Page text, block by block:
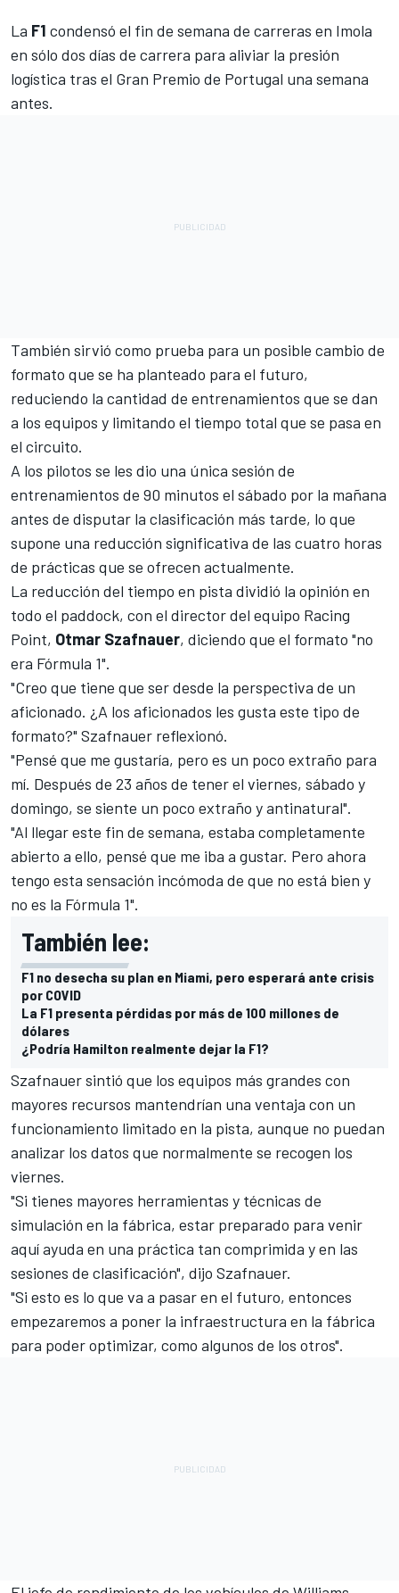
La F1 condensó el fin de semana de carreras en Imola
en sólo dos días de carrera para aliviar la presión
logística tras el Gran Premio de Portugal una semana
antes.
También sirvió como prueba para un posible cambio de
formato que se ha planteado para el futuro,
reduciendo la cantidad de entrenamientos que se dan
a los equipos y limitando el tiempo total que se pasa en
el circuito.
A los pilotos se les dio una única sesión de
entrenamientos de 90 minutos el sábado por la mañana
antes de disputar la clasificación más tarde, lo que
supone una reducción significativa de las cuatro horas
de prácticas que se ofrecen actualmente.
La reducción del tiempo en pista dividió la opinión en
todo el paddock, con el director del equipo Racing
Point, Otmar Szafnauer, diciendo que el formato "no
era Fórmula 1".
"Creo que tiene que ser desde la perspectiva de un
aficionado. ¿A los aficionados les gusta este tipo de
formato?" Szafnauer reflexionó.
"Pensé que me gustaría, pero es un poco extraño para
mí. Después de 23 años de tener el viernes, sábado y
domingo, se siente un poco extraño y antinatural".
"Al llegar este fin de semana, estaba completamente
abierto a ello, pensé que me iba a gustar. Pero ahora
tengo esta sensación incómoda de que no está bien y
no es la Fórmula 1".
También lee:
F1 no desecha su plan en Miami, pero esperará ante crisis
por COVID
La F1 presenta pérdidas por más de 100 millones de
dólares
¿Podría Hamilton realmente dejar la F1?
Szafnauer sintió que los equipos más grandes con
mayores recursos mantendrían una ventaja con un
funcionamiento limitado en la pista, aunque no puedan
analizar los datos que normalmente se recogen los
viernes.
"Si tienes mayores herramientas y técnicas de
simulación en la fábrica, estar preparado para venir
aquí ayuda en una práctica tan comprimida y en las
sesiones de clasificación", dijo Szafnauer.
"Si esto es lo que va a pasar en el futuro, entonces
empezaremos a poner la infraestructura en la fábrica
para poder optimizar, como algunos de los otros".